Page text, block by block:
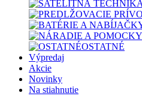
OSTATNÉ
Výpredaj
Akcie
Novinky
Na stiahnutie